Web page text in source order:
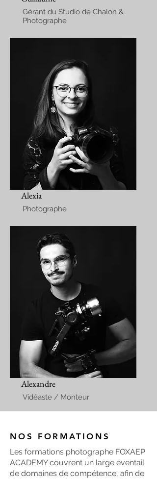
Gérant du Studio de Chalon &
Photographe
Alexia
Photographe
Alexandre
Vidéaste / Monteur
NOS FORMATIONS
Les formations photographe FOXAEP
ACADEMY couvrent un large éventail
de domaines de compétence, afin de